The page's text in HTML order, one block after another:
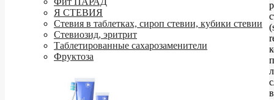
Я СТЕВИЯ
Стевия в таблетках, сироп стевии, кубики стевии
Стевиозид, эритрит
Таблетированные сахарозаменители
Фруктоза